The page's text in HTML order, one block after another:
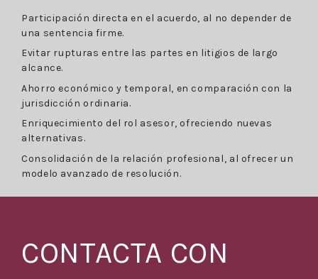
Participación directa en el acuerdo, al no depender de
una sentencia firme.
Evitar rupturas entre las partes en litigios de largo
alcance.
Ahorro económico y temporal, en comparación con la
jurisdicción ordinaria.
Enriquecimiento del rol asesor, ofreciendo nuevas
alternativas.
Consolidación de la relación profesional, al ofrecer un
modelo avanzado de resolución.
CONTACTA CON